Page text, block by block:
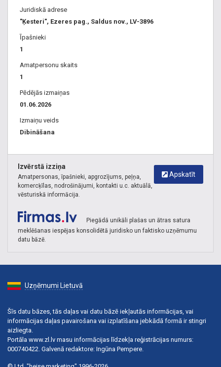
Juridiskā adrese
"Ķesteri", Ezeres pag., Saldus nov., LV-3896
Īpašnieki
1
Amatpersonu skaits
1
Pēdējās izmaiņas
01.06.2026
Izmaiņu veids
Dibināšana
Apskatīt
Izvērstā izziņa
Amatpersonas, īpašnieki, apgrozījums, peļņa,
komercķīlas, nodrošinājumi, kontakti u.c. aktuālā,
vēsturiskā informācija.
Piegādā unikāli plašas un ātras satura
meklēšanas iespējas konsolidētā juridisko un faktisko uzņēmumu
datu bāzē.
Uzņēmumi Lietuvā
Šīs datu bāzes, tās daļas vai datu bāzē iekļautās informācijas, vai
informācijas daļas pavairošana vai izplatīšana jebkādā formā ir stingri
aizliegta.
Portāla www.zl.lv masu informācijas līdzekļa reģistrācijas numurs:
000740422. Galvenā redaktore: Ingūna Pempere.